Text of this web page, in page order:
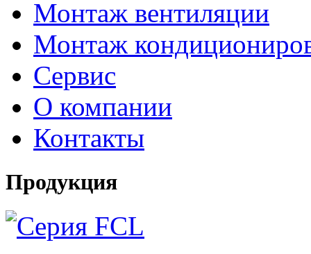
Монтаж вентиляции
Монтаж
Сервис
О компании
Контакты
Продукция